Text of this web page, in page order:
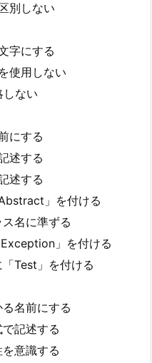
別しない
字にする
使用しない
ない
にする
述する
述する
」を付ける
名に準ずる
」を付ける
Test」を付ける
名前にする
記述する
意識する